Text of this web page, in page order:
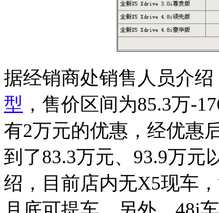
据经销商处销售人员介
型 ，售价区间为85.3万-
有2万元的优惠，经优惠
到了83.3万元、93.9万元
绍，目前店内无X5现车